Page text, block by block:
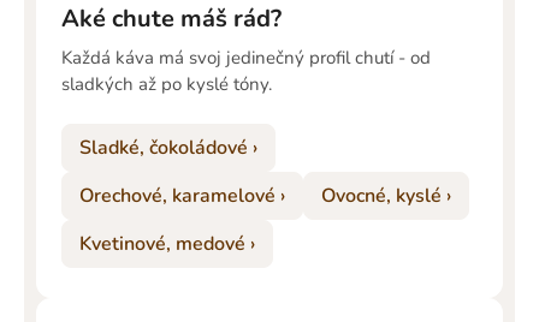
Aké chute máš rád?
Každá káva má svoj jedinečný profil chutí - od
sladkých až po kyslé tóny.
Sladké, čokoládové ›
Orechové, karamelové ›
Ovocné, kyslé ›
Kvetinové, medové ›